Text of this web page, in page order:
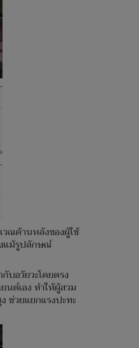
ณด้านหลังของผู้ใช้
งแม้รูปลักษณ์
บอวัยวะโดยตรง
ต์เอง ทำให้ผู้สวม
ช่วยแยกแรงปะทะ